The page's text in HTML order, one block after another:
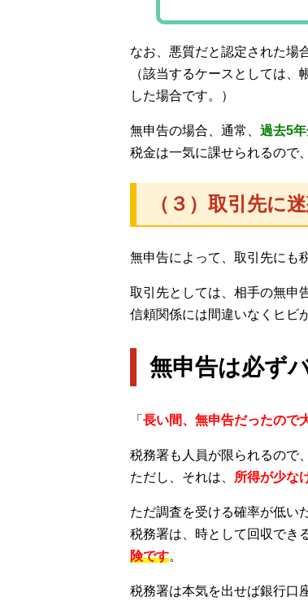
なお、悪質だと認定された場
（該当するケースとしては
した場合です。）
無申告の場合、通常、 過去5
税金は一気に課せられるので
（３）取引先に
無申告によって、取引先にも
取引先としては、相手の無申
信頼関係には間違いなくヒビ
無申告は必ず
「 長い間、無申告だったので
税務署も人員が限られるので
ただし、それは、 所得が少な
ただ調査を受ける確率が低い
税務署は、時として回収でき
険です。
税務署は本気を出せば銀行口